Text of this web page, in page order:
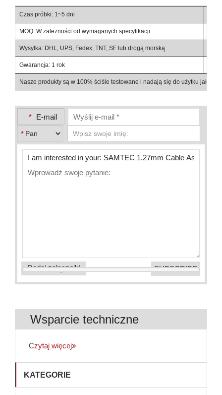
Czas próbki: 1~5 dni
MOQ: W zależności od wymaganych specyfikacji
Wysyłka: DHL, UPS, Fedex, TNT, SF lub drogą morską
Gwarancja: 1 rok
Nasze produkty są w 100% ściśle testowane i nadają się do użytku jako
* E-mail
*
Dodaj załączniki
Wsparcie techniczne
Czytaj więcej
KATEGORIE